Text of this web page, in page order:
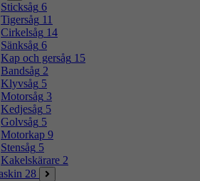
Sticksåg 6
Tigersåg 11
Cirkelsåg 14
Sänksåg 6
Kap och gersåg 15
Bandsåg 2
Klyvsåg 5
Motorsåg 3
Kedjesåg 5
Golvsåg 5
Motorkap 9
Stensåg 5
Kakelskärare 2
28